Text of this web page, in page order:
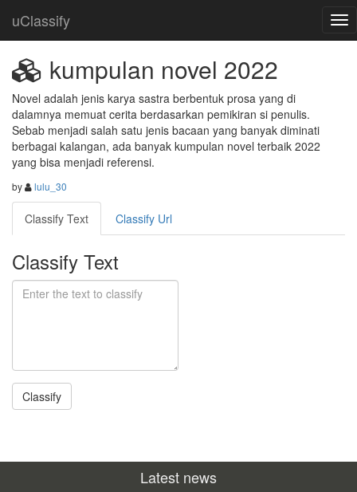
uClassify
kumpulan novel 2022
Novel adalah jenis karya sastra berbentuk prosa yang di
dalamnya memuat cerita berdasarkan pemikiran si penulis.
Sebab menjadi salah satu jenis bacaan yang banyak diminati
berbagai kalangan, ada banyak kumpulan novel terbaik 2022
yang bisa menjadi referensi.
by lulu_30
Classify Text Classify Url
Classify Text
Latest news